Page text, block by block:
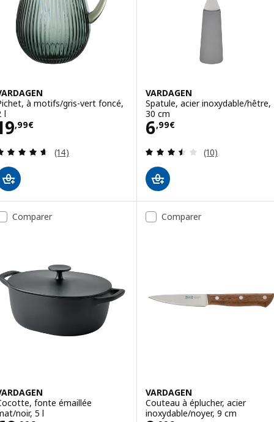
à motifs/gris-vert foncé,
l
,99€
19,99€
Révision: 4.6 hors de 5 étoiles. Nombre total de
(14)
VARDAGEN
Spatule, acier inoxydable/hêtre,
30 cm
6,99€
Prix 6,99€
Révision: 3.5
(10)
Comparer
fonte émaillée
noir, 5 l
Comparer
VARDAGEN
Couteau à éplucher, acier
inoxydable/noyer, 9 cm